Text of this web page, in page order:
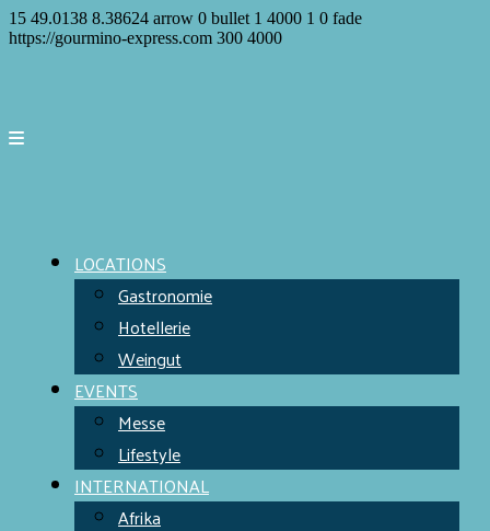
15 49.0138 8.38624 arrow 0 bullet 1 4000 1 0 fade
https://gourmino-express.com 300 4000
LOCATIONS
Gastronomie
Hotellerie
Weingut
EVENTS
Messe
Lifestyle
INTERNATIONAL
Afrika